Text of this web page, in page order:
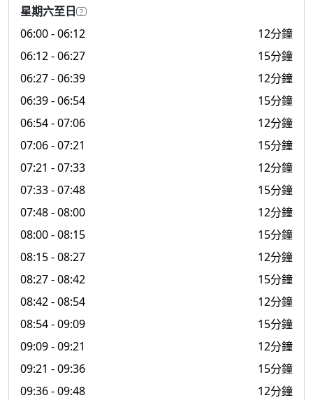
星期六至日 ?
06:00- 06:12
12分鐘
06:12- 06:27
15分鐘
06:27- 06:39
12分鐘
06:39- 06:54
15分鐘
06:54- 07:06
12分鐘
07:06- 07:21
15分鐘
07:21 - 07:33
12分鐘
07:33- 07:48
15分鐘
07:48- 08:00
12分鐘
08:00- 08:15
15分鐘
08:15- 08:27
12分鐘
08:27- 08:42
15分鐘
08:42- 08:54
12分鐘
08:54- 09:09
15分鐘
09:09- 09:21
12分鐘
09:21 - 09:36
15分鐘
09:36- 09:48
12分鐘